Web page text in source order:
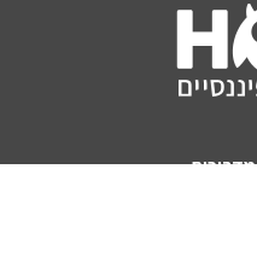
מדריכים